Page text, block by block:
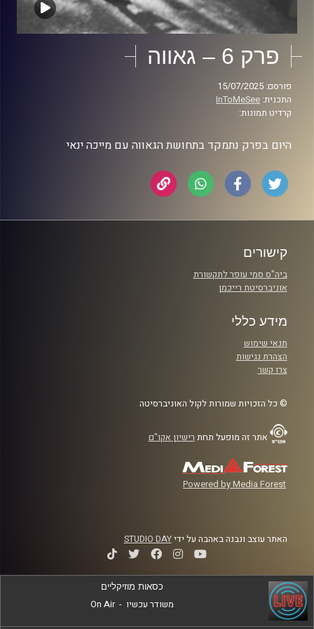
פרק 6 – גאווה
פורסם: 15/07/2025
התכנית: InToMeSee
קרדיט תמונות:
היום בפרק נתמקד בתחושת הגאווה עם מייכה ינאי
קישורים
ביה"ס סמי עופר לתקשורת
אוניברסיטת רייכמן
מידע כללי
תנאי שימוש
הצהרת נגישות
צרו קשר
© כל הזכויות שמורות לקול האוניברסיטה
אתר זה מופעל תחת רישיון אקו"ם
Powered by Media Forest
האתר עוצב ונבנה באהבה על ידיSTUDIO DAY
כסאות מוזיקליים
משודר עכשיו -
On Air